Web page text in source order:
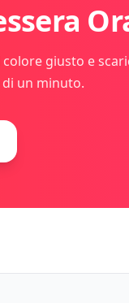
giusto e
un minuto.